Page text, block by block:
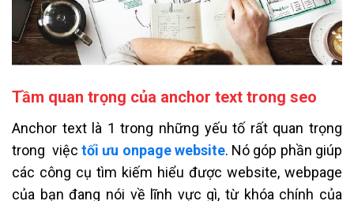
Tầm quan trọng của anchor text trong seo
Anchor text là 1 trong những yếu tố rất quan trọng
trong việc tối ưu onpage website. Nó góp phần giúp
các công cụ tìm kiếm hiểu được website, webpage
của bạn đang nói về lĩnh vực gì, từ khóa chính của